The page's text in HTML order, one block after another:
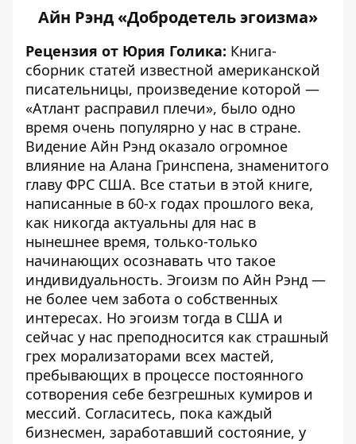
Айн Рэнд «Добродетель эгоизма»
Рецензия от Юрия Голика: Книга-
сборник статей известной американской
писательницы, произведение которой —
«Атлант расправил плечи», было одно
время очень популярно у нас в стране.
Видение Айн Рэнд оказало огромное
влияние на Алана Гринспена, знаменитого
главу ФРС США. Все статьи в этой книге,
написанные в 60-х годах прошлого века,
как никогда актуальны для нас в
нынешнее время, только-только
начинающих осознавать что такое
индивидуальность. Эгоизм по Айн Рэнд —
не более чем забота о собственных
интересах. Но эгоизм тогда в США и
сейчас у нас преподносится как страшный
грех морализаторами всех мастей,
пребывающих в процессе постоянного
сотворения себе безгрешных кумиров и
мессий. Согласитесь, пока каждый
бизнесмен, заработавший состояние, у